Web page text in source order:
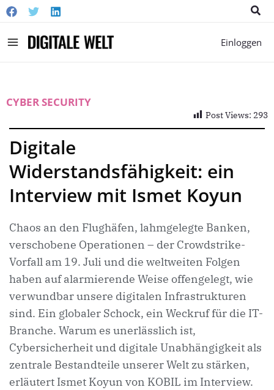
Main
Einloggen
CYBER SECURITY
Post Views: 293
Digitale
Widerstandsfähigkeit: ein
Interview mit Ismet Koyun
Chaos an den Flughäfen, lahmgelegte Banken,
verschobene Operationen – der Crowdstrike-
Vorfall am 19. Juli und die weltweiten Folgen
haben auf alarmierende Weise offengelegt, wie
verwundbar unsere digitalen Infrastrukturen
sind. Ein globaler Schock, ein Weckruf für die IT-
Branche. Warum es unerlässlich ist,
Cybersicherheit und digitale Unabhängigkeit als
zentrale Bestandteile unserer Welt zu stärken,
erläutert Ismet Koyun von KOBIL im Interview.